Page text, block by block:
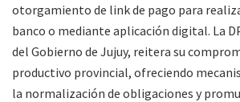
otorgamiento de link de pago para
banco o mediante aplicación digital. La
del Gobierno de Jujuy, reitera su
productivo provincial, ofreciendo
la normalización de obligaciones y